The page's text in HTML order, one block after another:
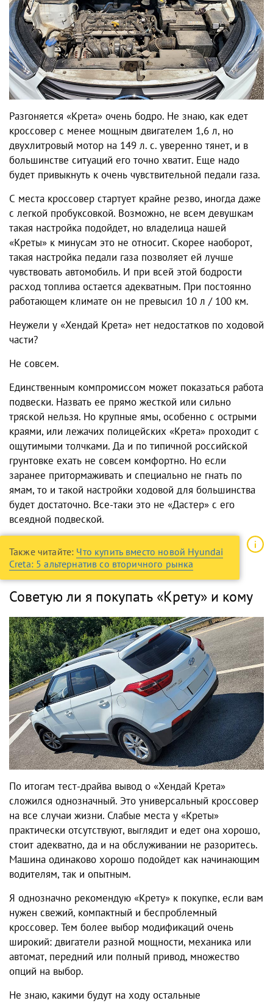
Разгоняется «Крета» очень бодро. Не знаю, как едет
кроссовер с менее мощным двигателем 1,6 л, но
двухлитровый мотор на 149 л. с. уверенно тянет, и в
большинстве ситуаций его точно хватит. Еще надо
будет привыкнуть к очень чувствительной педали газа.
С места кроссовер стартует крайне резво, иногда даже
с легкой пробуксовкой. Возможно, не всем девушкам
такая настройка подойдет, но владелица нашей
«Креты» к минусам это не относит. Скорее наоборот,
такая настройка педали газа позволяет ей лучше
чувствовать автомобиль. И при всей этой бодрости
расход топлива остается адекватным. При постоянно
работающем климате он не превысил 10 л / 100 км.
Неужели у «Хендай Крета» нет недостатков по ходовой
части?
Не совсем.
Единственным компромиссом может показаться работа
подвески. Назвать ее прямо жесткой или сильно
тряской нельзя. Но крупные ямы, особенно с острыми
краями, или лежачих полицейских «Крета» проходит с
ощутимыми толчками. Да и по типичной российской
грунтовке ехать не совсем комфортно. Но если
заранее притормаживать и специально не гнать по
ямам, то и такой настройки ходовой для большинства
будет достаточно. Все-таки это не «Дастер» с его
всеядной подвеской.
Также читайте: Что купить вместо новой Hyundai
Creta: 5 альтернатив со вторичного рынка
Советую ли я покупать «Крету» и кому
По итогам тест-драйва вывод о «Хендай Крета»
сложился однозначный. Это универсальный кроссовер
на все случаи жизни. Слабые места у «Креты»
практически отсутствуют, выглядит и едет она хорошо,
стоит адекватно, да и на обслуживании не разоритесь.
Машина одинаково хорошо подойдет как начинающим
водителям, так и опытным.
Я однозначно рекомендую «Крету» к покупке, если вам
нужен свежий, компактный и беспроблемный
кроссовер. Тем более выбор модификаций очень
широкий: двигатели разной мощности, механика или
автомат, передний или полный привод, множество
опций на выбор.
Не знаю, какими будут на ходу остальные